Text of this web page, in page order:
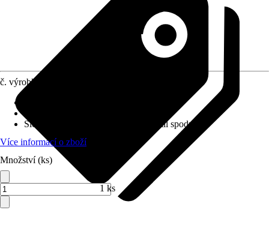
č. výrobku
Složení výrobku
Termostatický ventil spodní
Více informací o zboží
Množství (ks)
1 ks